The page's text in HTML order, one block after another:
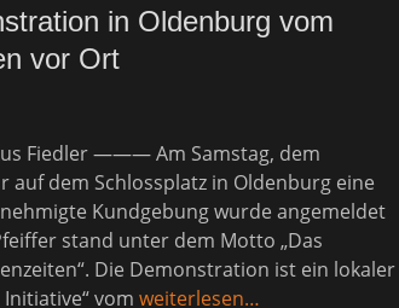
in Oldenburg vom
vor Ort
Fiedler ——— Am Samstag, dem
auf dem Schlossplatz in Oldenburg eine
Kundgebung wurde angemeldet
stand unter dem Motto „Das
Die Demonstration ist ein lokaler
vom weiterlesen…